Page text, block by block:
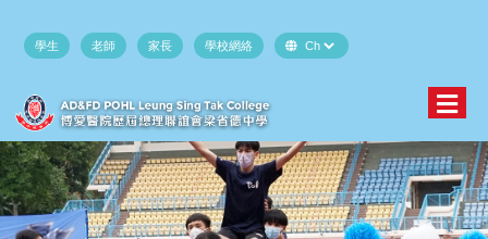
學生 老師 家長 學校網絡